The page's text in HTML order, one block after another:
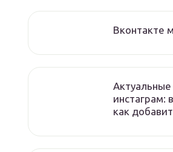
Вконтакте
инстаграм:
как